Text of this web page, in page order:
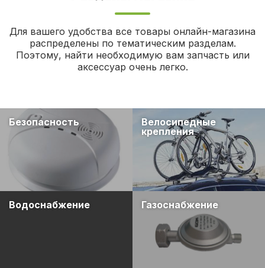
Для вашего удобства все товары онлайн-магазина
распределены по тематическим разделам.
Поэтому, найти необходимую вам запчасть или
аксессуар очень легко.
Безопасность
Велосипедные
крепления
Водоснабжение Газоснабжение